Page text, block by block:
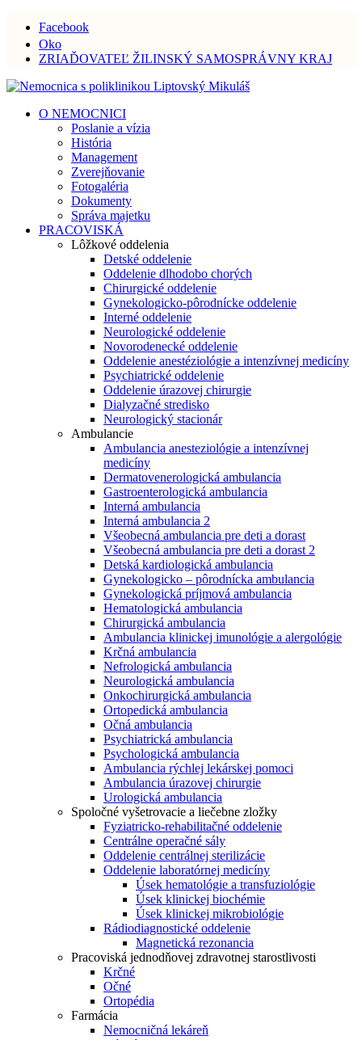
Facebook
Oko
ZRIAĎOVATEĽ ŽILINSKÝ SAMOSPRÁVNY KRAJ
O NEMOCNICI
Poslanie a vízia
História
Management
Zverejňovanie
Fotogaléria
Dokumenty
Správa majetku
PRACOVISKÁ
Lôžkové oddelenia
Detské oddelenie
Oddelenie dlhodobo chorých
Chirurgické oddelenie
Gynekologicko-pôrodnícke oddelenie
Interné oddelenie
Neurologické oddelenie
Novorodenecké oddelenie
Oddelenie anestéziológie a intenzívnej medicíny
Psychiatrické oddelenie
Oddelenie úrazovej chirurgie
Dialyzačné stredisko
Neurologický stacionár
Ambulancie
Ambulancia anesteziológie a intenzívnej
medicíny
Dermatovenerologická ambulancia
Gastroenterologická ambulancia
Interná ambulancia
Interná ambulancia 2
Všeobecná ambulancia pre deti a dorast
Všeobecná ambulancia pre deti a dorast 2
Detská kardiologická ambulancia
Gynekologicko – pôrodnícka ambulancia
Gynekologická príjmová ambulancia
Hematologická ambulancia
Chirurgická ambulancia
Ambulancia klinickej imunológie a alergológie
Krčná ambulancia
Nefrologická ambulancia
Neurologická ambulancia
Onkochirurgická ambulancia
Ortopedická ambulancia
Očná ambulancia
Psychiatrická ambulancia
Psychologická ambulancia
Ambulancia rýchlej lekárskej pomoci
Ambulancia úrazovej chirurgie
Urologická ambulancia
Spoločné vyšetrovacie a liečebne zložky
Fyziatricko-rehabilitačné oddelenie
Centrálne operačné sály
Oddelenie centrálnej sterilizácie
Oddelenie laboratórnej medicíny
Úsek hematológie a transfuziológie
Úsek klinickej biochémie
Úsek klinickej mikrobiológie
Rádiodiagnostické oddelenie
Magnetická rezonancia
Pracoviská jednodňovej zdravotnej starostlivosti
Krčné
Očné
Ortopédia
Farmácia
Nemocničná lekáreň